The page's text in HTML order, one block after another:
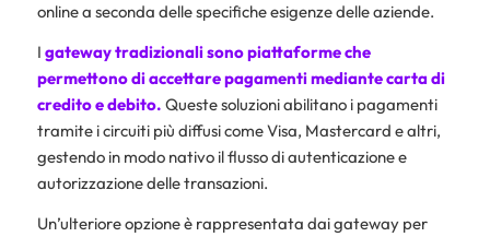
online a seconda delle specifiche esigenze delle aziende.
I gateway tradizionali sono piattaforme che
permettono di accettare pagamenti mediante carta di
credito e debito. Queste soluzioni abilitano i pagamenti
tramite i circuiti più diffusi come Visa, Mastercard e altri,
gestendo in modo nativo il flusso di autenticazione e
autorizzazione delle transazioni.
Un’ulteriore opzione è rappresentata dai gateway per